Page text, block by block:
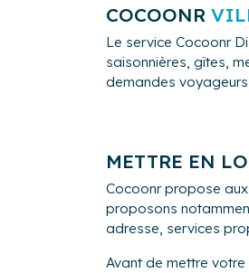
COCOONR
Le service Cocoonr
saisonnières, gîtes,
demandes
METTRE EN
Cocoonr propose
proposons
adresse, services
Avant de mettre